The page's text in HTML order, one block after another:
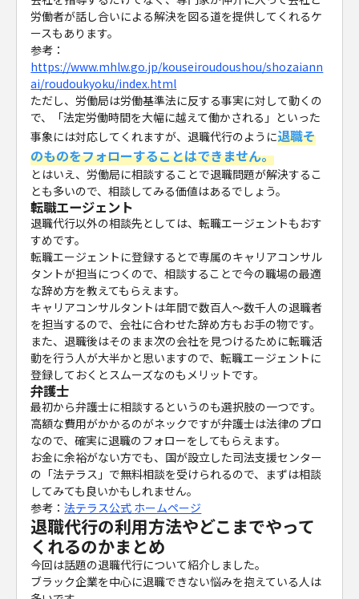
労働者が話し合いによる解決を図る道を提供してくれるケ
ースもあります。
参考：
https://www.mhlw.go.jp/kouseiroudoushou/shozaiann
ai/roudoukyoku/index.html
ただし、労働局は労働基準法に反する事実に対して動くの
で、「法定労働時間を大幅に越えて働かされる」といった
事象には対応してくれますが、退職代行のように退職そ
のものをフォローすることはできません。
とはいえ、労働局に相談することで退職問題が解決するこ
とも多いので、相談してみる価値はあるでしょう。
転職エージェント
退職代行以外の相談先としては、転職エージェントもおす
すめです。
転職エージェントに登録するとで専属のキャリアコンサル
タントが担当につくので、相談することで今の職場の最適
な辞め方を教えてもらえます。
キャリアコンサルタントは年間で数百人～数千人の退職者
を担当するので、会社に合わせた辞め方もお手の物です。
また、退職後はそのまま次の会社を見つけるために転職活
動を行う人が大半かと思いますので、転職エージェントに
登録しておくとスムーズなのもメリットです。
弁護士
最初から弁護士に相談するというのも選択肢の一つです。
高額な費用がかかるのがネックですが弁護士は法律のプロ
なので、確実に退職のフォローをしてもらえます。
お金に余裕がない方でも、国が設立した司法支援センター
の「法テラス」で無料相談を受けられるので、まずは相談
してみても良いかもしれません。
参考：法テラス公式 ホームページ
退職代行の利用方法やどこまでやって
くれるのかまとめ
今回は話題の退職代行について紹介しました。
ブラック企業を中心に退職できない悩みを抱えている人は